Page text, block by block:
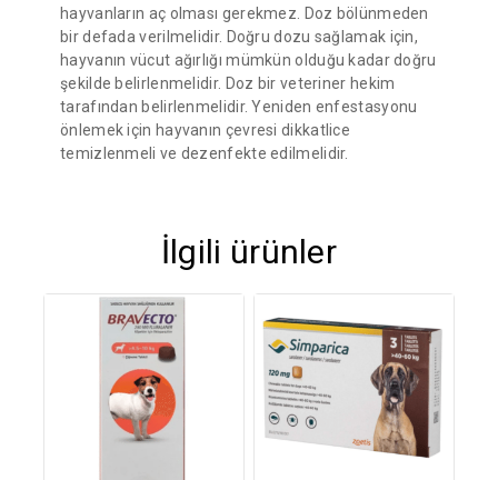
hayvanların aç olması gerekmez. Doz bölünmeden
bir defada verilmelidir. Doğru dozu sağlamak için,
hayvanın vücut ağırlığı mümkün olduğu kadar doğru
şekilde belirlenmelidir. Doz bir veteriner hekim
tarafından belirlenmelidir. Yeniden enfestasyonu
önlemek için hayvanın çevresi dikkatlice
temizlenmeli ve dezenfekte edilmelidir.
İlgili ürünler